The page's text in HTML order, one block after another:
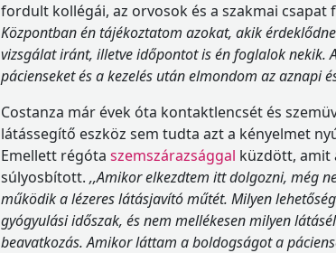
fordult kollégái, az orvosok és a szakmai csapat
Központban én tájékoztatom azokat, akik
vizsgálat iránt, illetve időpontot is én foglalok nekik.
pácienseket és a kezelés után elmondom az aznapi
Costanza már évek óta kontaktlencsét és
látássegítő eszköz sem tudta azt a kényelmet
Emellett régótaszemszárazsággal küzdött, amit
súlyosbított.,,Amikor elkezdtem itt dolgozni, még
működik a lézeres látásjavító műtét. Milyen
gyógyulási időszak, és nem mellékesen milyen
beavatkozás. Amikor láttam a boldogságot a